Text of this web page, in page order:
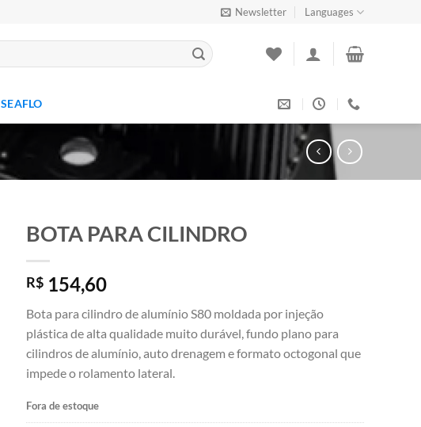
Newsletter Languages
SEAFLO
BOTA PARA CILINDRO
R$ 154,60
Bota para cilindro de alumínio S80 moldada por injeção
plástica de alta qualidade muito durável, fundo plano para
cilindros de alumínio, auto drenagem e formato octogonal que
impede o rolamento lateral.
Fora de estoque